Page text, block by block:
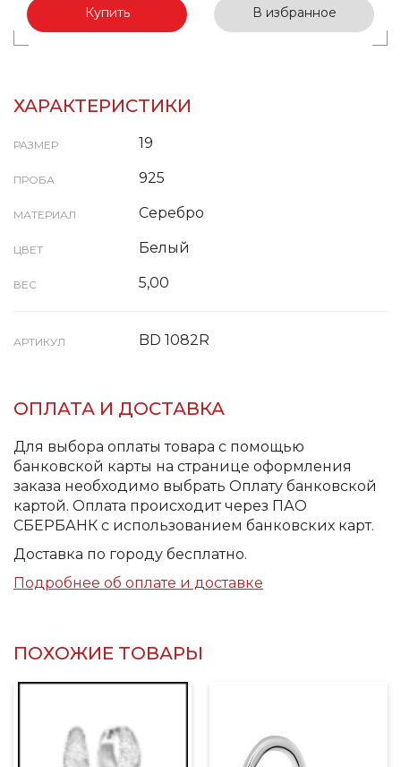
Купить В избранное
ХАРАКТЕРИСТИКИ
РАЗМЕР 19
ПРОБА 925
МАТЕРИАЛ Серебро
ЦВЕТ Белый
ВЕС 5,00
АРТИКУЛ BD 1082R
ОПЛАТА И ДОСТАВКА
Для выбора оплаты товара с помощью
банковской карты на странице оформления
заказа необходимо выбрать Оплату банковской
картой. Оплата происходит через ПАО
СБЕРБАНК с использованием банковских карт.
Доставка по городу бесплатно.
Подробнее об оплате и доставке
ПОХОЖИЕ ТОВАРЫ